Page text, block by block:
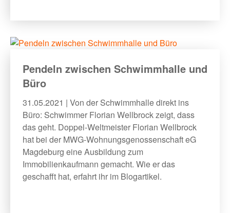
Pendeln zwischen Schwimmhalle und
Büro
31.05.2021 | Von der Schwimmhalle direkt ins
Büro: Schwimmer Florian Wellbrock zeigt, dass
das geht. Doppel-Weltmeister Florian Wellbrock
hat bei der MWG-Wohnungsgenossenschaft eG
Magdeburg eine Ausbildung zum
Immobilienkaufmann gemacht. Wie er das
geschafft hat, erfahrt ihr im Blogartikel.